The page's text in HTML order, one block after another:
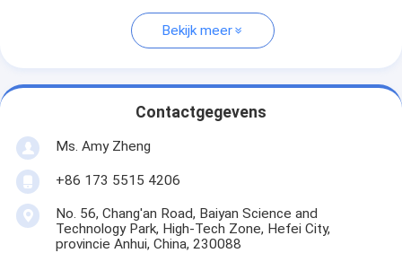
Bekijk meer
Contactgegevens
Ms. Amy Zheng
+86 173 5515 4206
No. 56, Chang'an Road, Baiyan Science and
Technology Park, High-Tech Zone, Hefei City,
provincie Anhui, China, 230088